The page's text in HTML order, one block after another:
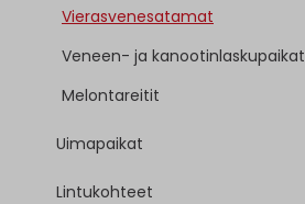
Vierasvenesatamat
Veneen- ja kanootinlaskupaikat
Melontareitit
Uimapaikat
Lintukohteet